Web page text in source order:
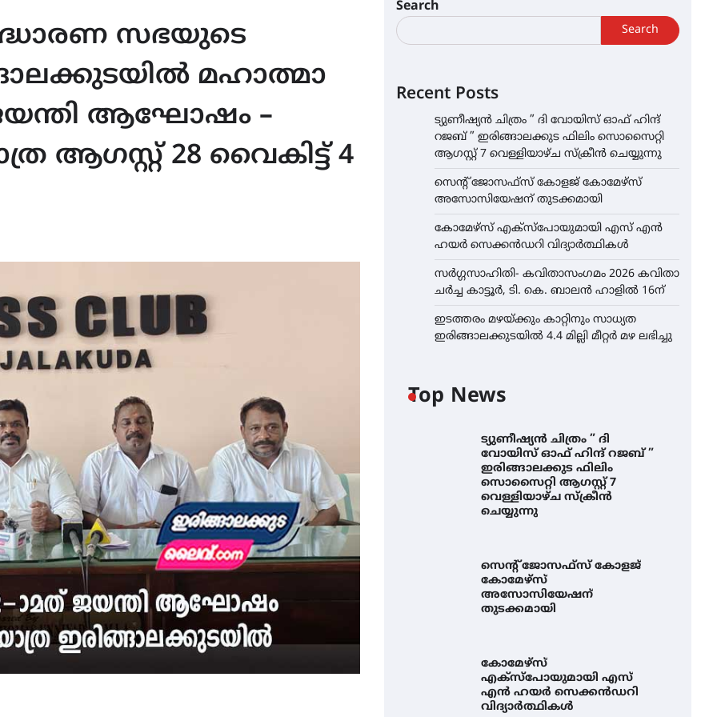
സഭയുടെ
മഹാത്മാ
ആഘോഷം –
ആഗസ്റ്റ് 28 വൈകിട്ട് 4
Search
Search
Recent Posts
ട്യുണീഷ്യൻ ചിത്രം ” ദി വോയിസ് ഓഫ് ഹിന്ദ്
റജബ് ” ഇരിങ്ങാലക്കുട ഫിലിം സൊസൈറ്റി
ആഗസ്റ്റ് 7 വെള്ളിയാഴ്ച സ്‌ക്രീൻ ചെയ്യുന്നു
സെന്റ് ജോസഫ്സ് കോളജ് കോമേഴ്‌സ്
അസോസിയേഷന് തുടക്കമായി
കോമേഴ്സ് എക്സ്പോയുമായി എസ് എൻ
ഹയർ സെക്കൻഡറി വിദ്യാർത്ഥികൾ
സർഗ്ഗസാഹിതി- കവിതാസംഗമം 2026 കവിതാ
ചർച്ച കാട്ടൂർ, ടി. കെ. ബാലൻ ഹാളിൽ 16ന്
ഇടത്തരം മഴയ്ക്കും കാറ്റിനും സാധ്യത
ഇരിങ്ങാലക്കുടയിൽ 4.4 മില്ലി മീറ്റർ മഴ ലഭിച്ചു
Top News
ട്യുണീഷ്യൻ ചിത്രം ” ദി
വോയിസ് ഓഫ് ഹിന്ദ് റജബ് ”
ഇരിങ്ങാലക്കുട ഫിലിം
സൊസൈറ്റി ആഗസ്റ്റ് 7
വെള്ളിയാഴ്ച സ്‌ക്രീൻ
ചെയ്യുന്നു
സെന്റ് ജോസഫ്സ് കോളജ്
കോമേഴ്‌സ്
അസോസിയേഷന്
തുടക്കമായി
കോമേഴ്സ്
എക്സ്പോയുമായി എസ്
എൻ ഹയർ സെക്കൻഡറി
വിദ്യാർത്ഥികൾ